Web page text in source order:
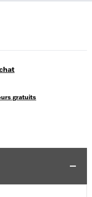
gratuits